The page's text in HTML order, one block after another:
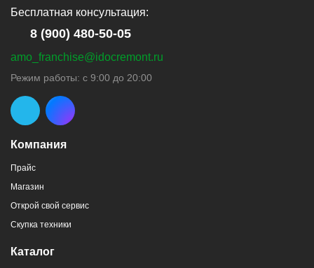
Компания
Прайс
Магазин
Открой свой сервис
Скупка техники
Каталог
Бесплатная консультация:
8 (900) 480-50-05
amo_franchise@idocremont.ru
Режим работы: с 9:00 до 20:00